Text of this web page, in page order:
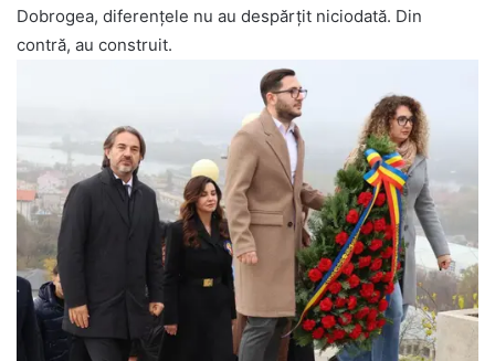
Dobrogea, diferențele nu au despărțit niciodată. Din
contră, au construit.